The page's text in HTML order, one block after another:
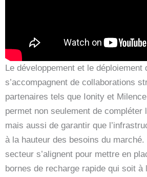
Le développement et le déploiement
s’accompagnent de collaborations
partenaires tels que Ionity et
permet non seulement de compléter
mais aussi de garantir que
à la hauteur des besoins du
secteur s’alignent pour mettre en
bornes de recharge rapide qui soit